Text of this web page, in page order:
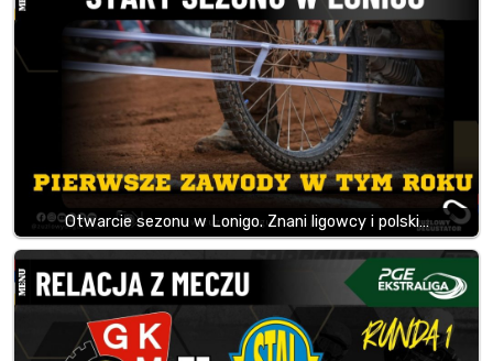
Otwarcie sezonu w Lonigo. Znani ligowcy i polski…